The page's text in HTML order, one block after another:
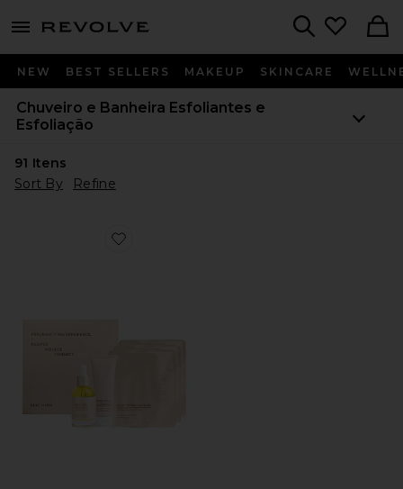
menu - shows more content
NEW BEST SELLERS MAKEUP SKINCARE
Chuveiro e Banheira Esfoliantes e
Esfoliação
91 Itens
Sort By
Refine
Favorite KIT SPA PARA BARRIGA BELLY SPA KIT